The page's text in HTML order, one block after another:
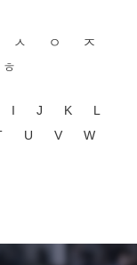
ㅅ ㅇ
ㅈ
ㅎ
I J K
L
U V
W